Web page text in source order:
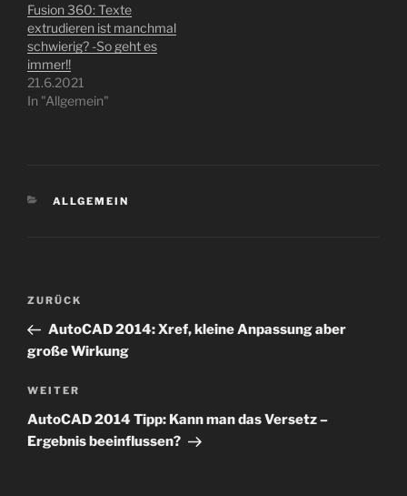
Fusion 360: Texte
extrudieren ist manchmal
schwierig? -So geht es
immer!!
21.6.2021
In "Allgemein"
KATEGORIEN
ALLGEMEIN
Beitragsnavigation
Vorheriger
Beitrag
ZURÜCK
AutoCAD 2014: Xref, kleine Anpassung aber
große Wirkung
Nächster
Beitrag
WEITER
AutoCAD 2014 Tipp: Kann man das Versetz –
Ergebnis beeinflussen?